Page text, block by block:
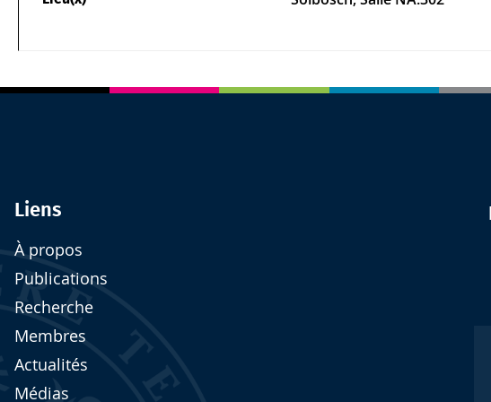
Liens
À propos
Publications
Recherche
Membres
Actualités
Médias